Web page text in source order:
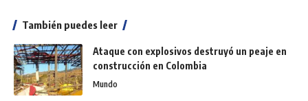
También puedes leer
Ataque con explosivos destruyó un peaje en
construcción en Colombia
Mundo